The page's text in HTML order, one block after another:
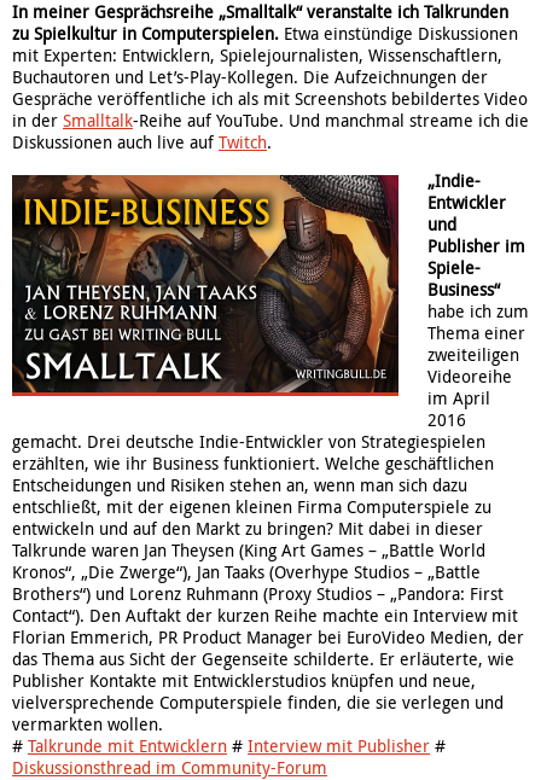
In meiner Gesprächsreihe „Smalltalk“ veranstalte ich Talkrunden
zu Spielkultur in Computerspielen. Etwa einstündige Diskussionen
mit Experten: Entwicklern, Spielejournalisten, Wissenschaftlern,
Buchautoren und Let’s-Play-Kollegen. Die Aufzeichnungen der
Gespräche veröffentliche ich als mit Screenshots bebildertes Video
in der Smalltalk-Reihe auf YouTube. Und manchmal streame ich die
Diskussionen auch live auf Twitch.
„Indie-
Entwickler
und
Publisher im
Spiele-
Business“
habe ich zum
Thema einer
zweiteiligen
Videoreihe
im April
2016
gemacht. Drei deutsche Indie-Entwickler von Strategiespielen
erzählten, wie ihr Business funktioniert. Welche geschäftlichen
Entscheidungen und Risiken stehen an, wenn man sich dazu
entschließt, mit der eigenen kleinen Firma Computerspiele zu
entwickeln und auf den Markt zu bringen? Mit dabei in dieser
Talkrunde waren Jan Theysen (King Art Games – „Battle World
Kronos“, „Die Zwerge“), Jan Taaks (Overhype Studios – „Battle
Brothers“) und Lorenz Ruhmann (Proxy Studios – „Pandora: First
Contact“). Den Auftakt der kurzen Reihe machte ein Interview mit
Florian Emmerich, PR Product Manager bei EuroVideo Medien, der
das Thema aus Sicht der Gegenseite schilderte. Er erläuterte, wie
Publisher Kontakte mit Entwicklerstudios knüpfen und neue,
vielversprechende Computerspiele finden, die sie verlegen und
vermarkten wollen.
# Talkrunde mit Entwicklern # Interview mit Publisher #
Diskussionsthread im Community-Forum